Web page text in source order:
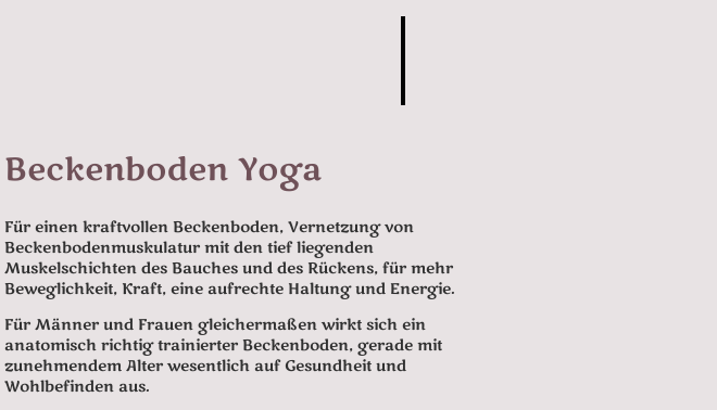
Beckenboden Yoga
Für einen kraftvollen Beckenboden, Vernetzung von
Beckenbodenmuskulatur mit den tief liegenden
Muskelschichten des Bauches und des Rückens, für mehr
Beweglichkeit, Kraft, eine aufrechte Haltung und Energie.
Für Männer und Frauen gleichermaßen wirkt sich ein
anatomisch richtig trainierter Beckenboden, gerade mit
zunehmendem Alter wesentlich auf Gesundheit und
Wohlbefinden aus.